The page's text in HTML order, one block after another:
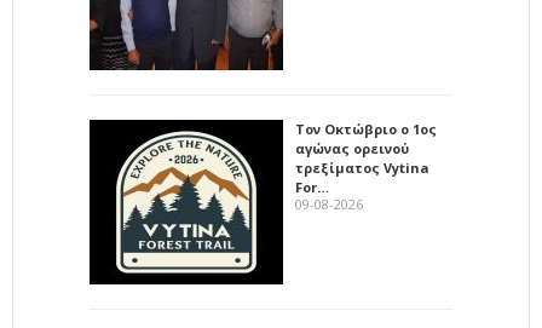
Τον Οκτώβριο ο 1ος
αγώνας ορεινού
τρεξίματος Vytina
For…
09-08-2026